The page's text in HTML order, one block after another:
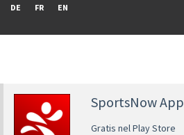
DE FR EN
SportsNow App
Gratis nel Play Store